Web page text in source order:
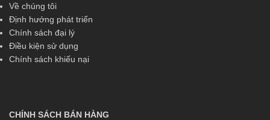
Về chúng tôi
Định hướng phát triển
Chính sách đại lý
Điều kiện sử dụng
Chính sách khiếu nại
CHÍNH SÁCH BÁN HÀNG